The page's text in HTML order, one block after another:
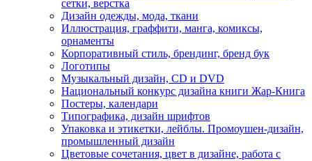
сетки, верстка
Дизайн одежды, мода, ткани
Иллюстрация, граффити, манга, комиксы,
орнаменты
Корпоративный стиль, брендинг, бренд бук
Логотипы
Музыкальный дизайн, СD и DVD
Национальный конкурс дизайна книги Жар-Книга
Постеры, календари
Типографика, дизайн шрифтов
Упаковка и этикетки, лейблы. Промоушен-дизайн,
промышленный дизайн
Цветовые сочетания, цвет в дизайне, работа с